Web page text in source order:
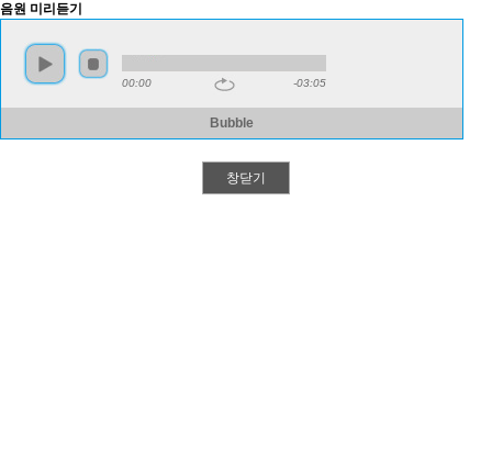
음원 미리듣기
00:00 -03:05
Bubble
창닫기